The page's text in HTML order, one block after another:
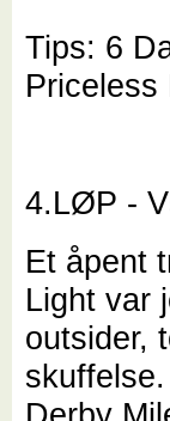
Tips: 6
4.LØP -
Et åpent
Light var
outsider,